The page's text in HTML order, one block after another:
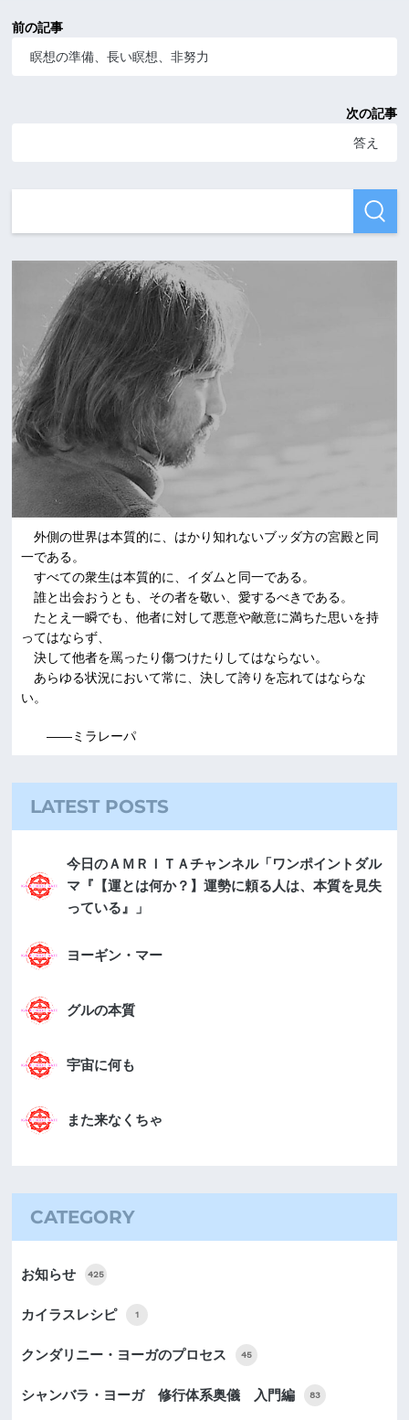
前の記事
瞑想の準備、長い瞑想、非努力
次の記事
答え
外側の世界は本質的に、はかり知れないブッダ方の宮殿と同
一である。
すべての衆生は本質的に、イダムと同一である。
誰と出会おうとも、その者を敬い、愛するべきである。
たとえ一瞬でも、他者に対して悪意や敵意に満ちた思いを持
ってはならず、
決して他者を罵ったり傷つけたりしてはならない。
あらゆる状況において常に、決して誇りを忘れてはならな
い。
――ミラレーパ
LATEST POSTS
今日のＡＭＲＩＴＡチャンネル「ワンポイントダル
マ『【運とは何か？】運勢に頼る人は、本質を見失
っている』」
ヨーギン・マー
グルの本質
宇宙に何も
また来なくちゃ
CATEGORY
お知らせ 425
カイラスレシピ 1
クンダリニー・ヨーガのプロセス 45
シャンバラ・ヨーガ 修行体系奥儀 入門編 83